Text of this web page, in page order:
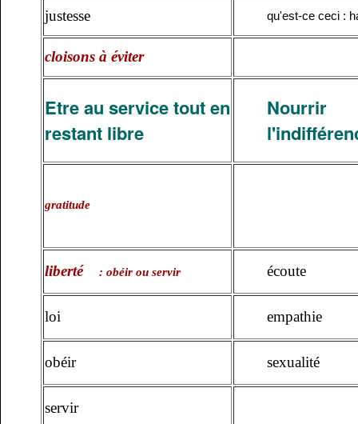
justesse qu'est-ce ceci :
cloisons à éviter
Etre au service tout en
restant libre
Nourrir
gratitude
liberté : obéir ou servir écoute
loi empathie
obéir sexualité
servir